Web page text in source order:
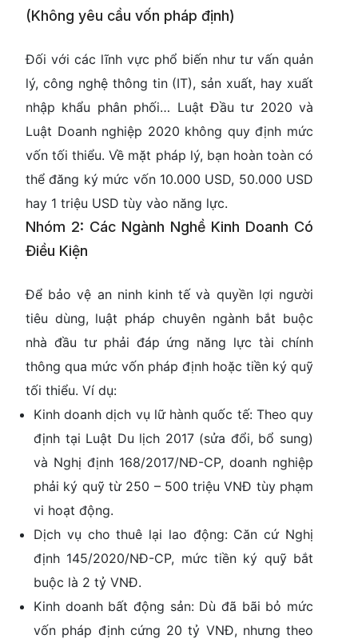
(Không yêu cầu vốn pháp định)
Đối với các lĩnh vực phổ biến như tư vấn quản
lý, công nghệ thông tin (IT), sản xuất, hay xuất
nhập khẩu phân phối… Luật Đầu tư 2020 và
Luật Doanh nghiệp 2020 không quy định mức
vốn tối thiểu. Về mặt pháp lý, bạn hoàn toàn có
thể đăng ký mức vốn 10.000 USD, 50.000 USD
hay 1 triệu USD tùy vào năng lực.
Nhóm 2: Các Ngành Nghề Kinh Doanh Có
Điều Kiện
Để bảo vệ an ninh kinh tế và quyền lợi người
tiêu dùng, luật pháp chuyên ngành bắt buộc
nhà đầu tư phải đáp ứng năng lực tài chính
thông qua mức vốn pháp định hoặc tiền ký quỹ
tối thiểu. Ví dụ:
Kinh doanh dịch vụ lữ hành quốc tế:Theo quy
định tại Luật Du lịch 2017 (sửa đổi, bổ sung)
và Nghị định 168/2017/NĐ-CP, doanh nghiệp
phải ký quỹ từ 250 – 500 triệu VNĐ tùy phạm
vi hoạt động.
Dịch vụ cho thuê lại lao động:Căn cứ Nghị
định 145/2020/NĐ-CP, mức tiền ký quỹ bắt
buộc là 2 tỷ VNĐ.
Kinh doanh bất động sản:Dù đã bãi bỏ mức
vốn pháp định cứng 20 tỷ VNĐ, nhưng theo